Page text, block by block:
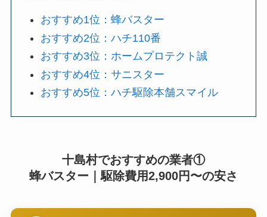
おすすめ1位：蜂バスター
おすすめ2位：ハチ110番
おすすめ3位：ホームプロテクト誠
おすすめ4位：サニスター
おすすめ5位：ハチ駆除本舗スマイル
十島村でおすすめの業者①
蜂バスター｜駆除費用2,900円〜の安さ